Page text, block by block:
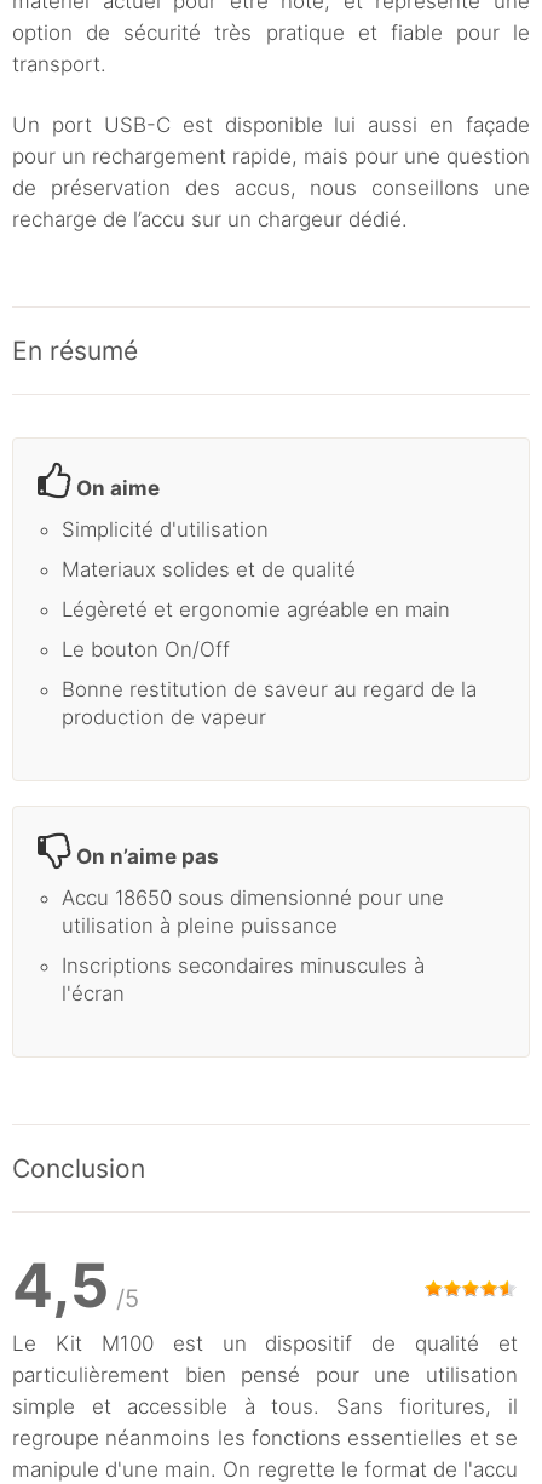
option de sécurité très pratique et fiable pour le
transport.
Un port USB-C est disponible lui aussi en façade
pour un rechargement rapide, mais pour une question
de préservation des accus, nous conseillons une
recharge de l’accu sur un chargeur dédié.
En résumé
On aime
Simplicité d'utilisation
Materiaux solides et de qualité
Légèreté et ergonomie agréable en main
Le bouton On/Off
Bonne restitution de saveur au regard de la
production de vapeur
On n’aime pas
Accu 18650 sous dimensionné pour une
utilisation à pleine puissance
Inscriptions secondaires minuscules à
l'écran
Conclusion
4,5 /5
Le Kit M100 est un dispositif de qualité et
particulièrement bien pensé pour une utilisation
simple et accessible à tous. Sans fioritures, il
regroupe néanmoins les fonctions essentielles et se
manipule d'une main. On regrette le format de l'accu